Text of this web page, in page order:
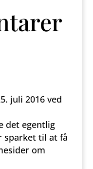
juli 2016 ved
det egentlig
sparket til at få
om